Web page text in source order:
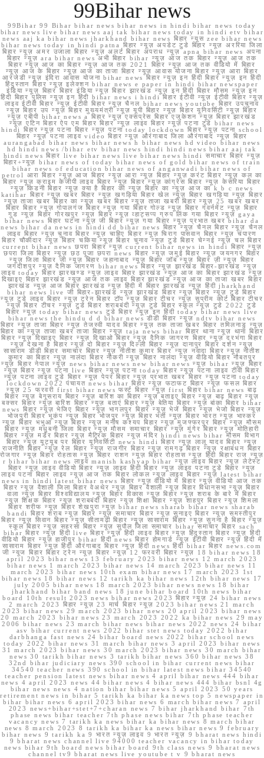
99Bihar news
99Bihar 99 Bihar bihar news bihar news in hindi bihar news today
bihar news live bihar news aaj tak bihar news today in hindi etv bihar
news aaj ka bihar news jharkhand bihar news बिहार न्यूस zee bihar news
bihar news today in hindi patna बिहार न्यूज़ अपडेट टुडे बिहार न्यूज़ अररिया जिला
बिहार न्यूज़ अमर उजाला बिहार न्यूज़ अलर्ट बिहार अपराध न्यूज़ apna bihar news अपना
बिहार न्यूज़ ara bihar news अभी बिहार bihar न्यूज़ आज तक बिहार न्यूज़ आज तक
बिहार न्यूज़ आज का बिहार न्यूज़ आज तक 2021 बिहार न्यूज़ आज तक वीडियो में बिहार
न्यूज़ आज के बिहार न्यूज़ आज का ताजा बिहार न्यूज़ आवास योजना बिहार न्यूज़ आरा बिहार
आरजेडी न्यूज़ इंदिरा आवास योजना bihar news बिहार न्यूज़ इन हिंदी बिहार न्यूज़ इन हिंदी
हिंदुस्तान बिहार न्यूज़ इलेक्शन bihar news e paper in hindi bihar newspaper
इंडिया न्यूज़ बिहार बिहार इंडिया न्यूज़ बिहार झारखंड न्यूज़ इन हिंदी बिहार मौसम न्यूज़ इन
हिंदी बिहार पुलिस न्यूज़ इन हिंदी bihar news i hindi बिहार ईटीवी न्यूज़ ईटीवी बिहार न्यूज़
लाइव ईटीवी बिहार न्यूज़ ईटीवी बिहार न्यूज़ चैनल bihar news youtube बिहार उपचुनाव
न्यूज़ बिहार उप न्यूज़ बिहार मुख्यमंत्री न्यूज़ यूपी बिहार न्यूज़ बिहार यूनिवर्सिटी न्यूज़ बिहार
न्यूज़ एबीपी bihar news a बिहार न्यूज़ एक्सप्रेस बिहार एजुकेशन न्यूज़ बिहार झारखंड
न्यूज़ एटिन बिहार ऐप एम बिहार बिहार न्यूज़ लाइव बिहार न्यूज़ पटना टुडे bihar news
hindi बिहार न्यूज़ पटना बिहार न्यूज़ पटना today lockdown बिहार न्यूज़ पटना school
बिहार न्यूज़ पटना लाइव video बिहार न्यूज़ औरंगाबाद जिला औरंगाबाद न्यूज़ बिहार
aurangabad bihar news bihar news h bihar news hd video bihar news
hd hindi news /bihar etv bihar news hindi hindi news bihar aaj tak
hindi news बिहार live bihar news live bihar news hindi समाचार बिहार न्यूज़
बिहार+न्यूज़ bihar news of today bihar news of gold bihar news of train
bihar news of education bihar news of anganwadi bihar news of
petrol आरा बिहार न्यूज़ आज बिहार न्यूज़ आरा न्यूज़ बिहार न्यूज़ करंट बिहार न्यूज़ कल का
बिहार न्यूज़ क्राइम केजीपी लाइव बिहार न्यूज़ बिहार न्यूज़ कांग्रेस बिहार न्यूज़ केसरिया बिहार
न्यूज़ किडनी बिहार न्यूज़ क्या है बिहार की न्यूज़ बिहार का न्यूज़ आज का k b c news
katihar बिहार न्यूज़ खबर बिहार न्यूज़ खगड़िया बिहार खेल न्यूज़ बिहार खगड़िया न्यूज़ बिहार
न्यूज़ ताजा खबर बिहार का न्यूज़ खबर बिहार न्यूज़ ताजा खबरी बिहार न्यूज़ 25 खबर खबर
बिहार बिहार न्यूज़ गोपालगंज बिहार न्यूज़ गया बिहार गोल्ड न्यूज़ बिहार गवर्नमेंट न्यूज़ बिहार
गुड न्यूज़ बिहार गोरखपुर न्यूज़ बिहार न्यूज़ व्हाट्सप्प ग्रुप लिंक गया बिहार न्यूज़ gaya
bihar news बिहार घटना न्यूज़ जी बिहार न्यूज़ गया बिहार न्यूज़ प्रभात खबर bihar da
news bihar da news in hindi dd bihar news बिहार न्यूज़ चैनल बिहार न्यूज़ चैनल
लाइव बिहार न्यूज़ चुनाव बिहार न्यूज़ चाहिए बिहार न्यूज़ चिराग पासवान बिहार न्यूज़ चंपारण
बिहार चौकीदार न्यूज़ बिहार चकिया न्यूज़ बिहार चुनाव न्यूज़ टुडे बिहार चेन्नई न्यूज़ चल बिहार
current bihar news छपरा बिहार न्यूज़ current bihar news in hindi बिहार न्यूज़
छपरा जिला बिहार न्यूज़ छठ पूजा छपरा news बिहार न्यूज़ जमुई बिहार न्यूज़ जयनगर बिहार
न्यूज़ जिला बिहार जी न्यूज़ बिहार जहानाबाद न्यूज़ बिहार जॉब न्यूज़ बिहार ज़ी न्यूज़ बिहार
जगदीशपुर न्यूज़ दैनिक जागरण bihar news बिहार न्यूज़ झारखंड बिहार-झारखंड न्यूज़
लाइव today बिहार झारखण्ड न्यूज़ लाइव बिहार झारखंड न्यूज़ आज का बिहार झारखंड न्यूज़
दिखाइए बिहार झारखंड न्यूज़ आज तक लाइव बिहार झारखंड न्यूज़ आज का ताजा खबर बिहार
झारखंड न्यूज़ आज बिहार झारखंड न्यूज़ हिंदी में बिहार झारखंड न्यूज़ हिंदी jharkhand
bihar news live जी बिहार-झारखंड न्यूज़ झारखंड बिहार न्यूज़ बिहार न्यूज़ टुडे बिहार
न्यूज़ टुडे लाइव बिहार न्यूज़ ट्रेन बिहार टॉप न्यूज़ बिहार टीचर न्यूज़ सुप्रीम कोर्ट बिहार टीचर
न्यूज़ बिहार टीचर न्यूज़ टुडे बिहार शराबबंदी न्यूज़ टुडे बिहार स्कूल न्यूज़ टुडे 2022 टुडे
बिहार न्यूज़ today bihar news टुडे बिहार न्यूज़ इन हिंदी today bihar news live
bihar news the hindu d d bihar news डीडी बिहार न्यूज़ ndtv bihar news
बिहार न्यूज़ ताजा बिहार न्यूज़ तेजस्वी यादव बिहार न्यूज़ तक ताजा खबर बिहार तमिलनाडु न्यूज़
बिहार का न्यूज़ ताजा खबर ताजा बिहार न्यूज़ taja news bihar बिहार थाना न्यूज़ थाना बिहार
बिहार न्यूज़ दिखाइए बिहार न्यूज़ दिखाओ बिहार न्यूज़ दैनिक जागरण बिहार न्यूज़ दरभंगा बिहार
न्यूज़ देखना है बिहार न्यूज़ दो बिहार न्यूज़ दिल्ली बिहार न्यूज़ दानापुर बिहार दर्शन न्यूज़
सासाराम डीडी बिहार समाचार बिहार न्यूज़ नीतीश कुमार बिहार न्यूज़ नवादा बिहार न्यूज़ नीतीश
कुमार का बिहार न्यूज़ नालंदा बिहार नौकरी न्यूज़ बिहार नालंदा न्यूज़ वीडियो बिहार नौबतपुर
न्यूज़ बिहार नेपाल न्यूज़ news bihar news new bihar news न्यूज़ bihar न्यूज़ बिहार
न्यूज़ बिहार न्यूज़ पटना live बिहार न्यूज़ पटना today बिहार न्यूज़ पटना लाइव टीवी बिहार
न्यूज़ पटना लाइव टुडे बिहार न्यूज़ पेपर बिहार न्यूज़ प्रभात खबर बिहार न्यूज़ पटना today
lockdown 2022 पंचायत news bihar बिहार न्यूज़ फटाफट बिहार न्यूज़ फसल बिहार
न्यूज़ 25 फरवरी first bihar news फर्स्ट बिहार न्यूज़ first बिहार bihar news बाढ़
बिहार न्यूज़ बेगूसराय बिहार न्यूज़ बारिश का बिहार न्यूज़ बताइए बिहार न्यूज़ बाढ़ बिहार न्यूज़
बक्सर बिहार न्यूज़ बारिश बिहार न्यूज़ बताएं बिहार न्यूज़ बेतिया बिहार न्यूज़ बांका बिहार bihar
news बिहार न्यूज़ भेजिए बिहार न्यूज़ भागलपुर बिहार न्यूज़ भेजें बिहार न्यूज़ भेजो बिहार न्यूज़
भोजपुरी बिहार भूकंप न्यूज़ बिहार भोजपुर न्यूज़ बिहार भर्ती न्यूज़ बिहार भारत न्यूज़ भास्कर
न्यूज़ बिहार भभुआ न्यूज़ बिहार न्यूज़ मनीष कश्यप बिहार न्यूज़ मुजफ्फरपुर बिहार न्यूज़ मौसम
बिहार न्यूज़ मधुबनी जिला बिहार न्यूज़ मौसम समाचार बिहार न्यूज़ मुंगेर बिहार न्यूज़ मोतिहारी
बिहार न्यूज़ मर्डर बिहार न्यूज़ मैट्रिक बिहार न्यूज़ मंदिर hindi news bihar मौसम विभाग
बिहार न्यूज़ यूट्यूब पर बिहार यूनिवर्सिटी news hindi बिहार न्यूज़ लालू यादव बिहार न्यूज़
राजनीति बिहार न्यूज़ रेल बिहार न्यूज़ राजगीर बिहार न्यूज़ रामगढ़ बिहार न्यूज़ रक्षाबंधन बिहार
रोजगार न्यूज़ बिहार रोहतास न्यूज़ बिहार राशन न्यूज़ बिहार रोहतास न्यूज़ हिंदी बिहार राज न्यूज़
r bihar bihar news लाइव manish kashyap bihar न्यूज़ लाइव बिहार न्यूज़ लेटेस्ट
बिहार न्यूज़ लाइव वीडियो बिहार न्यूज़ लाइव हिंदी बिहार न्यूज़ लाइव पटना टुडे बिहार न्यूज़
लाइव पटना बिहार लाइव न्यूज़ आज तक बिहार लोकल न्यूज़ लाइव बिहार न्यूज़ latest bihar
news in hindi latest bihar news बिहार न्यूज़ वीडियो में बिहार न्यूज़ वीडियो आज तक
बिहार न्यूज़ वैशाली जिला बिहार वेअथेर न्यूज़ बिहार वैशाली न्यूज़ बिहार विधानसभा न्यूज़ बिहार
वाला न्यूज़ बिहार विश्वविद्यालय न्यूज़ बिहार विकास न्यूज़ बिहार न्यूज़ शराब के बारे में बिहार
न्यूज़ शिक्षक बिहार न्यूज़ शराबबंदी बिहार न्यूज़ शिक्षा बिहार न्यूज़ शाहपुर बिहार न्यूज़ शिमला
बिहार शरीफ न्यूज़ बिहार शेखपुरा न्यूज़ bihar news sharab bihar news sharab
bandi बिहार शराब न्यूज़ बिहार न्यूज़ समाचार बिहार न्यूज़ सुनाइए बिहार न्यूज़ समस्तीपुर
बिहार न्यूज़ सिवान बिहार न्यूज़ सीतामढ़ी बिहार न्यूज़ सासाराम बिहार न्यूज़ सुनना है बिहार न्यूज़
स्कूल बिहार न्यूज़ सहरसा बिहार न्यूज़ सुपौल जिला समाचार bihar समाचार बिहार sach
bihar बिहार न्यूज़ हिंदी live बिहार न्यूज़ हिंदी लाइव बिहार न्यूज़ हिंदुस्तान बिहार न्यूज़ हिंदी
वीडियो बिहार न्यूज़ हाजीपुर bihar हिंदी news बिहार होमगार्ड न्यूज़ ईटीवी बिहार न्यूज़ हिंदी में
सासाराम बिहार न्यूज़ हिंदी औरंगाबाद बिहार न्यूज़ हिंदी news हिंदी bihar बिहार news.com
जी न्यूज बिहार बिहार ट्रेन न्यूज़ बिहार न्यूज़ 12 फरवरी बिहार न्यूज़ 18 bihar news 18
april 2023 bihar news 13 february 2023 bihar news 12 march 2023
bihar news 1 march 2023 bihar news 14 march 2023 bihar news 11
march 2023 bihar news 10th exam bihar news 17 march 2023 1st
bihar news 18 bihar news 12 tarikh ka bihar news 12th bihar news 17
july 2005 bihar news 18 march 2023 bihar news news 18 bihar
jharkhand bihar band news 18 june bihar board 10th news bihar
board 10th result 2023 news bihar news 2023 बिहार न्यूज़ 24 bihar news
2 march 2023 बिहार न्यूज़ 23 मार्च बिहार न्यूज़ 2023 bihar news 21 march
2023 bihar news 29 march 2023 bihar news 20 april 2023 bihar news
20 march 2023 bihar news 23 march 2023 2022 ka bihar news 29 may
2006 bihar news 23 march bihar news bihar news 2022 news 24 bihar
asv bihar current news 2022 bihar stet news today 2022 bihar
darbhanga fast news 24 bihar board news 2022 bihar school news
today 2022 bihar news 31 march bihar news 3 april 2023 bihar news
31 march 2023 bihar news 30 march 2023 bihar news 30 march bihar
news 30 tarikh bihar news 3 tarikh bihar news 360 bihar news 38
32nd bihar judiciary news 390 school in bihar current news bihar
34540 teacher news 390 school in bihar latest news bihar 34540
teacher pension latest news bihar news 4 april bihar news 444 bihar
news 4 april 2023 news 44 bihar news 4 bihar news 444 bihar bsnl 4g
bihar news news 4 nation bihar bihar news 5 april 2023 50 years
retirement news in bihar 5 tarikh ka bihar ka news top 5 newspaper in
bihar bihar news 6 april 2023 bihar news 6 march bihar news 7 april
2023 news+bihar+stet+7+charan news 7 bihar jharkhand bihar 7th
phase news bihar teacher 7th phase news bihar 7th phase teacher
vacancy news 7 tarikh ka news bihar ka bihar news 8 march bihar
news 8 march 2023 8 tarikh ka bihar ka news bihar news 9 february
bihar news 9 tarikh ka 9 भारत न्यूज़ लाइव 9 भारत न्यूज़ 9 bharat news hindi
9 bharat news channel live 94000 teacher vacancy in bihar today
news bihar 9th board news bihar board 9th class news 9 bharat news
channel tv9 bharat news live youtube t v 9 bharat news